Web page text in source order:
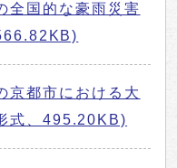
国的な豪雨災害
都市における大
式、495.20KB)